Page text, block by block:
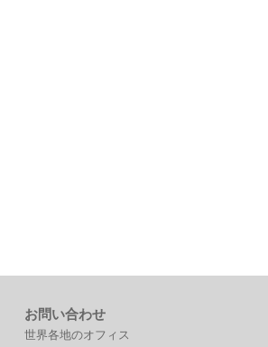
お問い合わせ
世界各地のオフィス